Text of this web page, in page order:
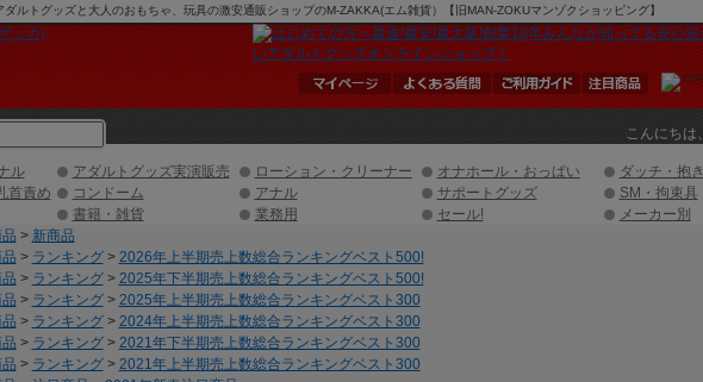
トグッズと大人のおもちゃ、玩具の激安通販ショップのM-ZAKKA(エム雑貨）【旧MAN-ZOKUマンゾクショッピング】
こんにちは
ル アダルトグッズ実演販売 ローション・クリーナー オナホール・おっぱい
ダッチ・抱
首責め コンドーム アナル サポートグッズ
SM・拘束具
書籍・雑貨 業務用 セール!
メーカー別
> 新商品
> ランキング> 2026年上半期売上数総合ランキングベスト500!
> ランキング> 2025年下半期売上数総合ランキングベスト500!
> ランキング> 2025年上半期売上数総合ランキングベスト300
> ランキング> 2024年上半期売上数総合ランキングベスト300
> ランキング> 2021年下半期売上数総合ランキングベスト300
> ランキング> 2021年上半期売上数総合ランキングベスト300